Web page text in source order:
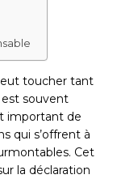
toucher tant
est souvent
important de
qui s’offrent à
Cet
la déclaration